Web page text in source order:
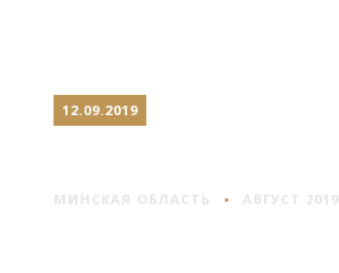
12.09.2019
МИНСКАЯ ОБЛАСТЬ АВГУСТ 2019